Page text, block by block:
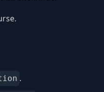
.
.